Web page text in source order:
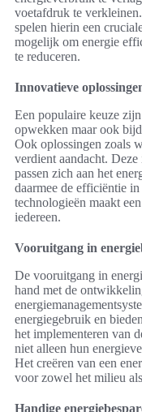
voetafdruk te
spelen hierin een
mogelijk om energie
te reduceren.
Innovatieve
Een populaire keuze
opwekken maar ook
Ook oplossingen zoals
verdient aandacht. Deze
passen zich aan het
daarmee de efficiëntie
technologieën maakt
iedereen.
Vooruitgang in
De vooruitgang in
hand met de
energiegebruik en
het implementeren van
niet alleen hun
Het creëren van een
voor zowel het milieu
Handige